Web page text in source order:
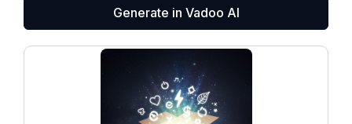
Generate in Vadoo AI